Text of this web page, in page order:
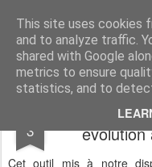
This site uses cookies
and to analyze traffic.
shared with Google
metrics to ensure
statistics, and to
Accueil Découvrez tous
3
Faites
évolution
Cet outil mis à notre